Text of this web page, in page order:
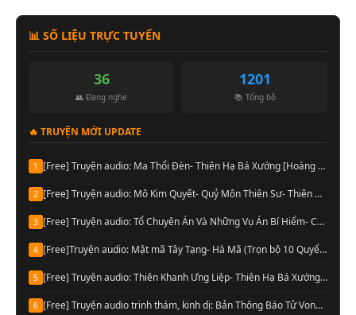
📊 SỐ LIỆU TRỰC TUYẾN
36
👥 Đang nghe
1201
📚 Tổng bộ
🔥 TRUYỆN MỚI UPDATE
1 [Free] Truyện audio: Ma Thổi Đèn- Thiên Hạ Bá Xướng [Hoàng Vinh đọc] (Trọn bộ)
2 [Free] Truyện audio: Mô Kim Quyết- Quỷ Môn Thiên Sư- Thiên Hạ Bá Xướng (Full)
3 [Free] Truyện audio: Tổ Chuyên Án Và Những Vụ Án Bí Hiểm- Cầu Vô Dục (Trọn bộ)
4 [Free]Truyện audio: Mật mã Tây Tạng- Hà Mã (Trọn bộ 10 Quyển)
5 [Free] Truyện audio: Thiên Khanh Ưng Liệp- Thiên Hạ Bá Xướng (Trọn bộ)
6 [Free] Truyện audio trinh thám, kinh dị: Bản Thông Báo Tử Vong- Chu Hạo Huy (Full)